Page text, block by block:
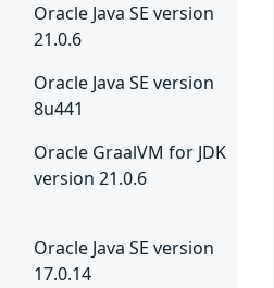
Oracle Java SE version
21.0.6
Oracle Java SE version
8u441
Oracle GraalVM for JDK
version 21.0.6
Oracle Java SE version
17.0.14